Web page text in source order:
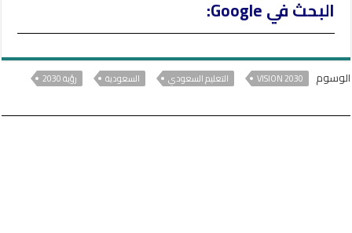
البحث في Google:
الوسوم VISION 2030 التعليم السعودي السعودية رؤية 2030